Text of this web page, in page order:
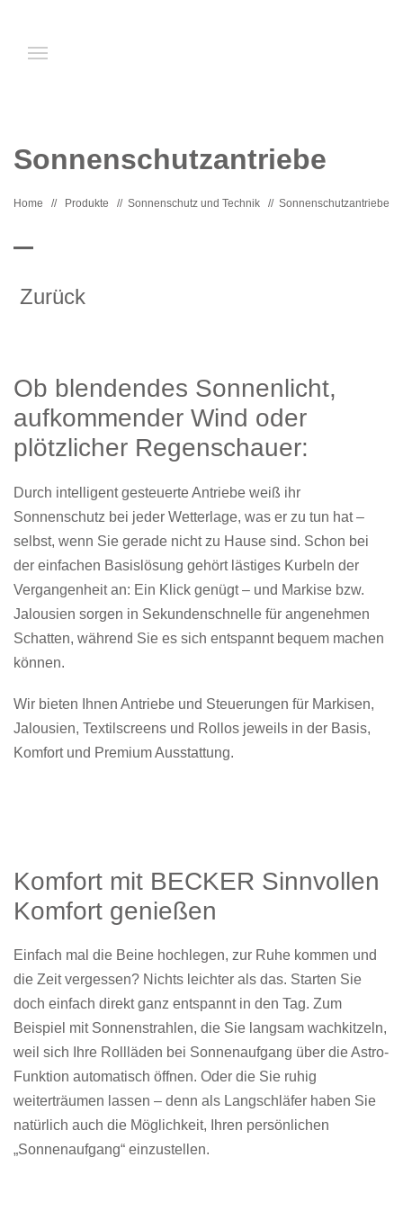
Sonnenschutzantriebe
Home // Produkte // Sonnenschutz und Technik // Sonnenschutzantriebe
Zurück
Ob blendendes Sonnenlicht,
aufkommender Wind oder
plötzlicher Regenschauer:
Durch intelligent gesteuerte Antriebe weiß ihr
Sonnenschutz bei jeder Wetterlage, was er zu tun hat –
selbst, wenn Sie gerade nicht zu Hause sind. Schon bei
der einfachen Basislösung gehört lästiges Kurbeln der
Vergangenheit an: Ein Klick genügt – und Markise bzw.
Jalousien sorgen in Sekundenschnelle für angenehmen
Schatten, während Sie es sich entspannt bequem machen
können.
Wir bieten Ihnen Antriebe und Steuerungen für Markisen,
Jalousien, Textilscreens und Rollos jeweils in der Basis,
Komfort und Premium Ausstattung.
Komfort mit BECKER Sinnvollen
Komfort genießen
Einfach mal die Beine hochlegen, zur Ruhe kommen und
die Zeit vergessen? Nichts leichter als das. Starten Sie
doch einfach direkt ganz entspannt in den Tag. Zum
Beispiel mit Sonnenstrahlen, die Sie langsam wachkitzeln,
weil sich Ihre Rollläden bei Sonnenaufgang über die Astro-
Funktion automatisch öffnen. Oder die Sie ruhig
weiterträumen lassen – denn als Langschläfer haben Sie
natürlich auch die Möglichkeit, Ihren persönlichen
„Sonnenaufgang“ einzustellen.